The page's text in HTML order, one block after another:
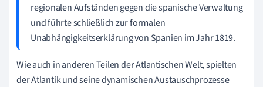
regionalen Aufständen gegen die spanische Verwaltung
und führte schließlich zur formalen
Unabhängigkeitserklärung von Spanien im Jahr 1819.
Wie auch in anderen Teilen der Atlantischen Welt, spielten
der Atlantik und seine dynamischen Austauschprozesse